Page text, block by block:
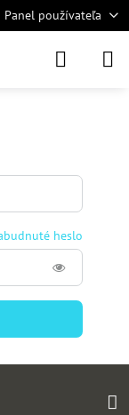
Panel používateľa
heslo